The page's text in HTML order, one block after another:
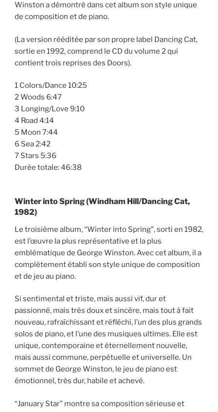
Winston a démontré dans cet album son style unique
de composition et de piano.
(La version rééditée par son propre label Dancing Cat,
sortie en 1992, comprend le CD du volume 2 qui
contient trois reprises des Doors).
1 Colors/Dance 10:25
2 Woods 6:47
3 Longing/Love 9:10
4 Road 4:14
5 Moon 7:44
6 Sea 2:42
7 Stars 5:36
Durée totale: 46:38
Winter into Spring (Windham Hill/Dancing Cat,
1982)
Le troisième album, “Winter into Spring”, sorti en 1982,
est l’œuvre la plus représentative et la plus
emblématique de George Winston. Avec cet album, il a
complètement établi son style unique de composition
et de jeu au piano.
Si sentimental et triste, mais aussi vif, dur et
passionné, mais très doux et sincère, mais tout à fait
nouveau, rafraîchissant et réfléchi, l’un des plus grands
solos de piano, et l’une des musiques ultimes. Elle est
unique, contemporaine et éternellement nouvelle,
mais aussi commune, perpétuelle et universelle. Un
sommet de George Winston, le jeu de piano est
émotionnel, très dur, habile et achevé.
“January Star” montre sa composition sérieuse et